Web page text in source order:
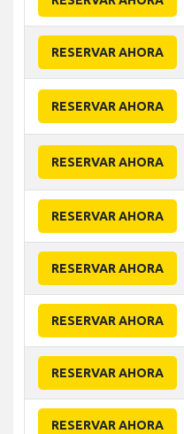
RESERVAR AHORA
RESERVAR AHORA
RESERVAR AHORA
RESERVAR AHORA
RESERVAR AHORA
RESERVAR AHORA
RESERVAR AHORA
RESERVAR AHORA